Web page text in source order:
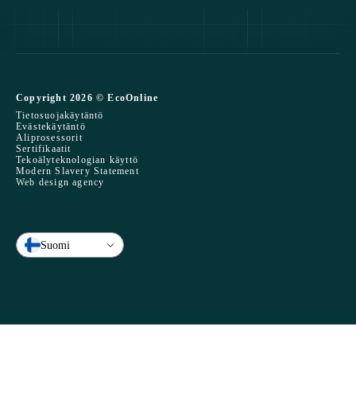
Copyright 2026 © EcoOnline
Tietosuojakäytäntö
Evästekäytäntö
Aliprosessorit
Sertifikaatit
Tekoälyteknologian käyttö
Modern Slavery Statement
Web design agency
Suomi